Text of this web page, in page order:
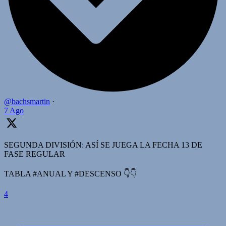
@bachsmartin ·
7 Ago
SEGUNDA DIVISIÓN: ASÍ SE JUEGA LA FECHA 13 DE
FASE REGULAR
TABLA #ANUAL Y #DESCENSO 👇👇
4